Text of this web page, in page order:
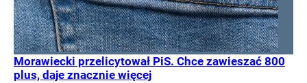
Morawiecki przelicytował PiS. Chce zawieszać 800
plus, daje znacznie więcej